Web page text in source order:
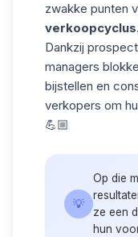
zwakke punten
verkoopcyclus
Dankzij
managers
bijstellen en
verkopers om
💪🏼
💡
Op die
ze een
hun